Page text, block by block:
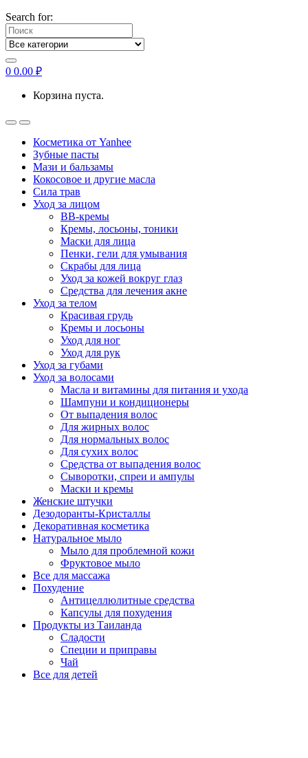
Search for:
0 0.00 ₽
Корзина пуста.
Косметика от Yanhee
Зубные пасты
Мази и бальзамы
Кокосовое и другие масла
Сила трав
Уход за лицом
BB-кремы
Кремы, лосьоны, тоники
Маски для лица
Пенки, гели для умывания
Скрабы для лица
Уход за кожей вокруг глаз
Средства для лечения акне
Уход за телом
Красивая грудь
Кремы и лосьоны
Уход для ног
Уход для рук
Уход за губами
Уход за волосами
Масла и витамины для питания и ухода
Шампуни и кондиционеры
От выпадения волос
Для жирных волос
Для нормальных волос
Для сухих волос
Средства от выпадения волос
Сыворотки, спреи и ампулы
Маски и кремы
Женские штучки
Дезодоранты-Кристаллы
Декоративная косметика
Натуральное мыло
Мыло для проблемной кожи
Фруктовое мыло
Все для массажа
Похудение
Антицеллюлитные средства
Капсулы для похудения
Продукты из Таиланда
Сладости
Специи и приправы
Чай
Все для детей